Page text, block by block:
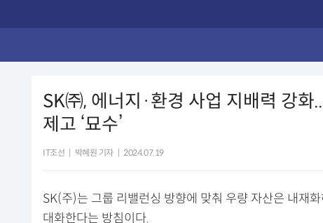
SK㈜, 에너지·환경 사업 지배력 강화
제고 ‘묘수’
IT조선 박혜원 기자 2024.07.19
SK(주)는 그룹 리밸런싱 방향에 맞춰 우량 자산은 내재
대화한다는 방침이다.